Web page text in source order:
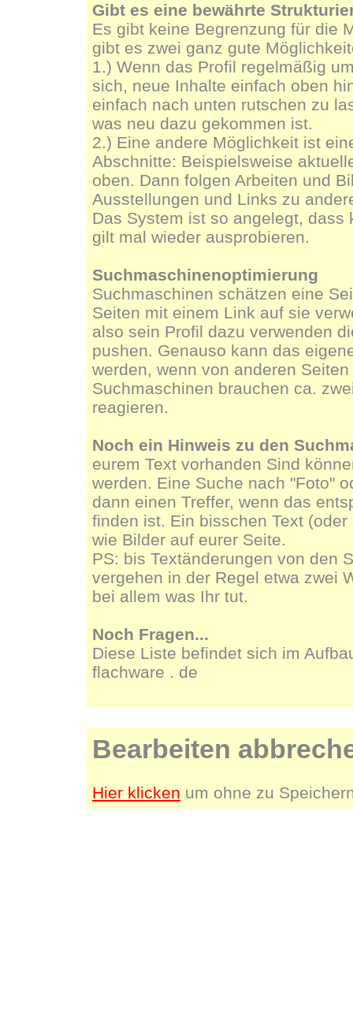
Gibt es eine bewährte
Es gibt keine Begrenzung für die
gibt es zwei ganz gute
1.) Wenn das Profil regelmäßig
sich, neue Inhalte einfach oben
einfach nach unten rutschen zu
was neu dazu gekommen ist.
2.) Eine andere Möglichkeit ist
Abschnitte: Beispielsweise
oben. Dann folgen Arbeiten und
Ausstellungen und Links zu
Das System ist so angelegt,
gilt mal wieder ausprobieren.
Suchmaschinenoptimierung
Suchmaschinen schätzen eine
Seiten mit einem Link auf sie
also sein Profil dazu verwenden
pushen. Genauso kann das
werden, wenn von anderen
Suchmaschinen brauchen ca.
reagieren.
Noch ein Hinweis zu den
eurem Text vorhanden Sind
werden. Eine Suche nach "Foto"
dann einen Treffer, wenn das
finden ist. Ein bisschen Text
wie Bilder auf eurer Seite.
PS: bis Textänderungen von den
vergehen in der Regel etwa zwei
bei allem was Ihr tut.
Noch Fragen...
Diese Liste befindet sich im
flachware . de
Bearbeiten
Hier klicken um ohne zu